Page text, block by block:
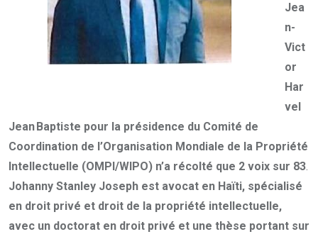
Jea
n-
Vict
or
Har
vel
Jean Baptiste pour la présidence du Comité de
Coordination de l’Organisation Mondiale de la Propriété
Intellectuelle (OMPI/WIPO) n’a récolté que 2 voix sur 83.
Johanny Stanley Joseph est avocat en Haïti, spécialisé
en droit privé et droit de la propriété intellectuelle,
avec un doctorat en droit privé et une thèse portant sur